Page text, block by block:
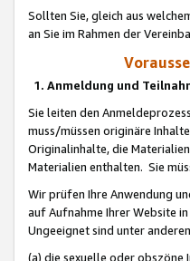
Sollten Sie, gleich aus
an Sie im Rahmen der
1. Anmeldung und
Sie leiten den
muss/müssen originäre
Originalinhalte, die
Materialien enthalten. Sie
Wir prüfen Ihre Anwendung
auf Aufnahme Ihrer Website
Ungeeignet sind unter
(a) die sexuelle oder